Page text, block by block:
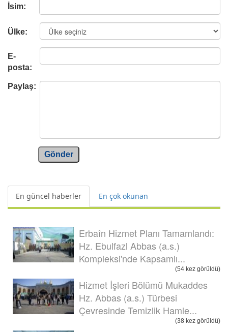
İsim:
Ülke:
E-
posta:
Paylaş:
Gönder
En güncel haberler En çok okunan
Erbaîn Hizmet Planı Tamamlandı:
Hz. Ebulfazl Abbas (a.s.)
Kompleksi'nde Kapsamlı...
(54 kez görüldü)
Hizmet İşleri Bölümü Mukaddes
Hz. Abbas (a.s.) Türbesi
Çevresinde Temizlik Hamle...
(38 kez görüldü)